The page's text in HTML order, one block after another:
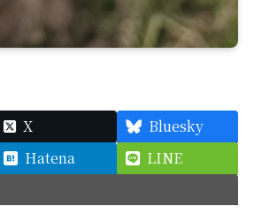
X
Bluesky
Hatena
LINE